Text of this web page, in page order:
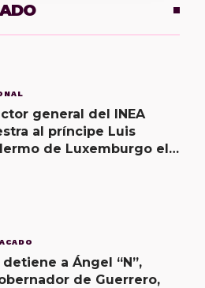
general del INEA
al príncipe Luis
de Luxemburgo el
detiene a Ángel “N”,
de Guerrero,